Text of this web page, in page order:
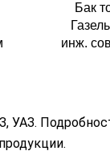
Бак
инж.
продукции.